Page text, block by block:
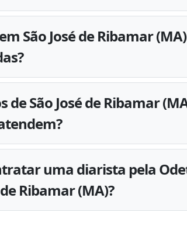
São José de Ribamar (MA)
de São José de Ribamar
uma diarista pela
Ribamar (MA)?